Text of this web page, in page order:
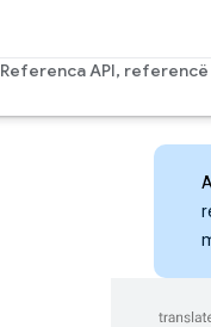
Referenca API, referencë